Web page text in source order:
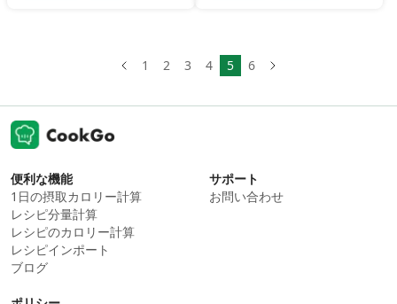
1 2 3 4 5 6
便利な機能
1日の摂取カロリー計算
レシピ分量計算
レシピのカロリー計算
レシピインポート
ブログ
サポート
お問い合わせ